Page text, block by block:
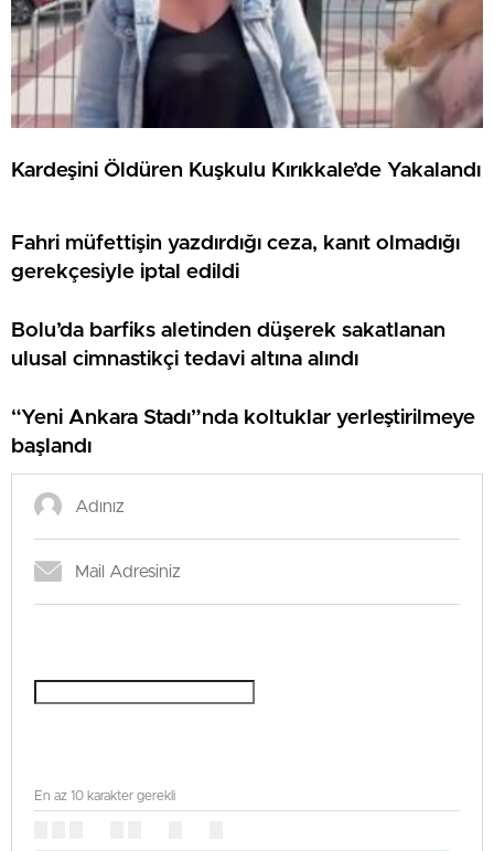
Kardeşini Öldüren Kuşkulu Kırıkkale’de Yakalandı
Fahri müfettişin yazdırdığı ceza, kanıt olmadığı
gerekçesiyle iptal edildi
Bolu’da barfiks aletinden düşerek sakatlanan
ulusal cimnastikçi tedavi altına alındı
“Yeni Ankara Stadı”nda koltuklar yerleştirilmeye
başlandı
En az 10 karakter gerekli